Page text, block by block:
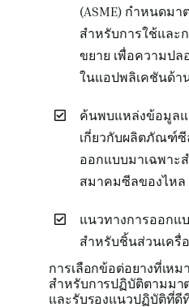
(ASME) กำหนดม
สำหรับการใช้และ
ขยาย เพื่อความป
ในแอปพลิเคชันด้า
ค้นพบแหล่งข้อมูล
เกี่ยวกับผลิตภัณฑ์ซี
ออกแบบมาเฉพาะ
สมาคมซีลของไหล
แนวทางการออกแ
สำหรับชิ้นส่วนเครื่
การเลือกข้อต่อยางที่เห
สำหรับการปฏิบัติตามมา
และรับรองแนวปฏิบัติที่ดี